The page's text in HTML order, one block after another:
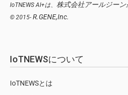
IoTNEWS AI+は、 株式会社アールジーン
© 2015- R.GENE,Inc.
IoTNEWSについて
IoTNEWSとは